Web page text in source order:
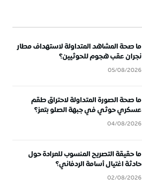
ما صحة المشاهد المتداولة لاستهداف مطار
نجران عقب هجوم للحوثيين؟
05/08/2026
ما صحة الصورة المتداولة لاحتراق طقم
عسكري حوثي في جبهة الصلو بتعز؟
04/08/2026
ما حقيقة التصريح المنسوب للعرادة حول
حادثة اغتيال أسامة الردفاني؟
02/08/2026